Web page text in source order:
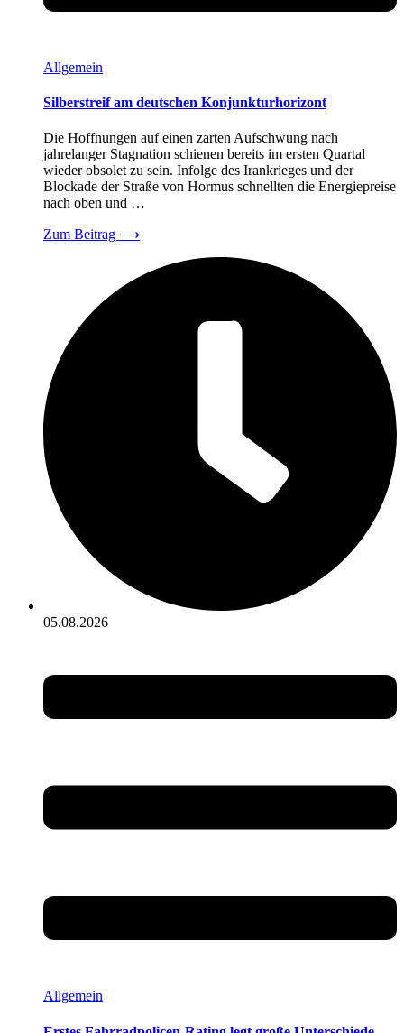
Allgemein
Silberstreif am deutschen Konjunkturhorizont
Die Hoffnungen auf einen zarten Aufschwung nach
jahrelanger Stagnation schienen bereits im ersten Quartal
wieder obsolet zu sein. Infolge des Irankrieges und der
Blockade der Straße von Hormus schnellten die Energiepreise
nach oben und …
Zum Beitrag ⟶
05.08.2026
Allgemein